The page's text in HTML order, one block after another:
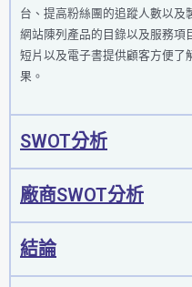
台、提高粉絲團的追蹤人數以及
網站陳列產品的目錄以及服務項
短片以及電子書提供顧客方便了
果。
SWOT分析
廠商SWOT分析
結論